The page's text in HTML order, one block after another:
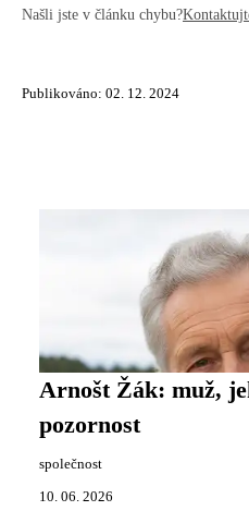
Našli jste v článku chybu?
Publikováno: 02. 12. 2024
Arnošt Žák: muž,
pozornost
společnost
10. 06. 2026